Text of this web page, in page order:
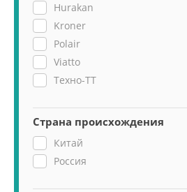
Hurakan
Kroner
Polair
Viatto
Техно-ТТ
Страна происхождения
Китай
Россия